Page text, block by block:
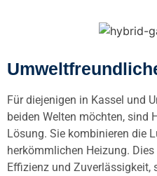
Für diejenigen in Kassel und
beiden Welten möchten, sind
Lösung. Sie kombinieren die
herkömmlichen Heizung.
Effizienz und Zuverlässigkeit,